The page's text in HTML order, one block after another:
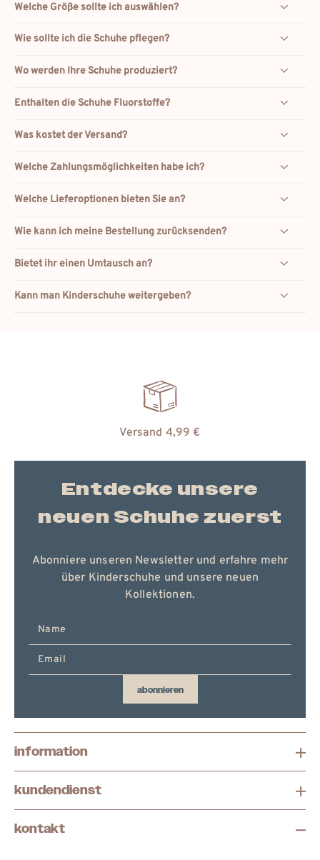
Welche Größe sollte ich auswählen?
Wie sollte ich die Schuhe pflegen?
Wo werden Ihre Schuhe produziert?
Enthalten die Schuhe Fluorstoffe?
Was kostet der Versand?
Welche Zahlungsmöglichkeiten habe ich?
Welche Lieferoptionen bieten Sie an?
Wie kann ich meine Bestellung zurücksenden?
Bietet ihr einen Umtausch an?
Kann man Kinderschuhe weitergeben?
Versand 4,99 €
Entdecke unsere
neuen Schuhe zuerst
Abonniere unseren Newsletter und erfahre mehr
über Kinderschuhe und unsere neuen
Kollektionen.
hier
abonnieren
information
kundendienst
kontakt